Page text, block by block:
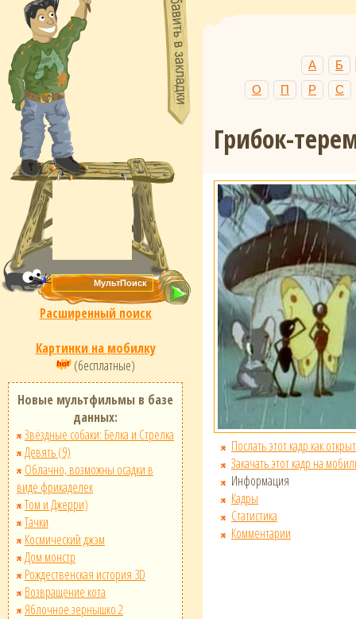
Расширенный поиск
Картинки на мобилку
(бесплатные)
Новые мультфильмы в базе
данных:
Звёздные собаки: Белка и Стрелка
Девять (9)
Облачно, возможны осадки в
виде фрикаделек
Том и Джерри)
Тачки
Космический джэм
Дом монстр
Рождественская история 3D
Возвращение кота
Яблочное зернышко 2
А
Б
О
П Р С
Грибок-
Послать этот кадр как
Закачать этот кадр на
Информация
Кадры
Статистика
Комментарии